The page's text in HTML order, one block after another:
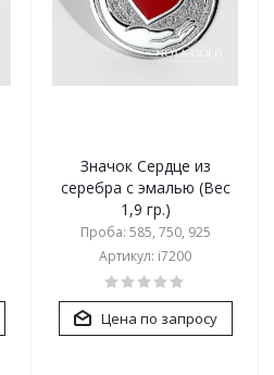
Значок Сердце из
серебра с эмалью (Вес
1,9 гр.)
Проба: 585, 750, 925
Артикул: i7200
Цена по запросу